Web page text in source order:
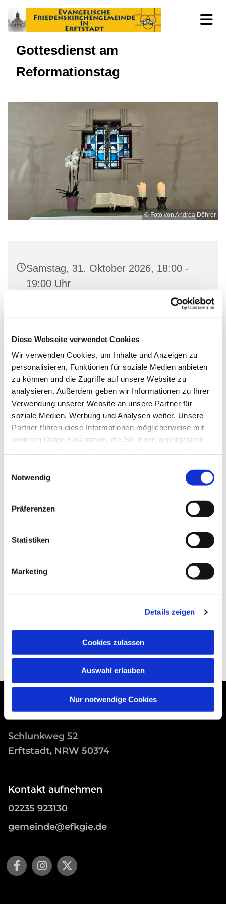
Diese Webseite verwendet Cookies
Wir verwenden Cookies, um Inhalte und Anzeigen zu
personalisieren, Funktionen für soziale Medien anbieten
zu können und die Zugriffe auf unsere Website zu
analysieren. Außerdem geben wir Informationen zu Ihrer
Verwendung unserer Website an unsere Partner für
soziale Medien, Werbung und Analysen weiter. Unsere
Partner führen diese Informationen möglicherweise mit
weiteren Daten zusammen, die Sie ihnen bereitgestellt
Notwendig
Präferenzen
Statistiken
Marketing
Details zeigen
Cookies zulassen
Auswahl erlauben
Nur notwendige Cookies
Gottesdienst am
Reformationstag
© Foto von Andrea Döhrer
Samstag, 31. Oktober 2026, 18:00 -
19:00 Uhr
Dies könnte Sie auch
interessieren
Schlunkweg 52
Erftstadt, NRW 50374
Kontakt aufnehmen
02235 923130
gemeinde@efkgie.de